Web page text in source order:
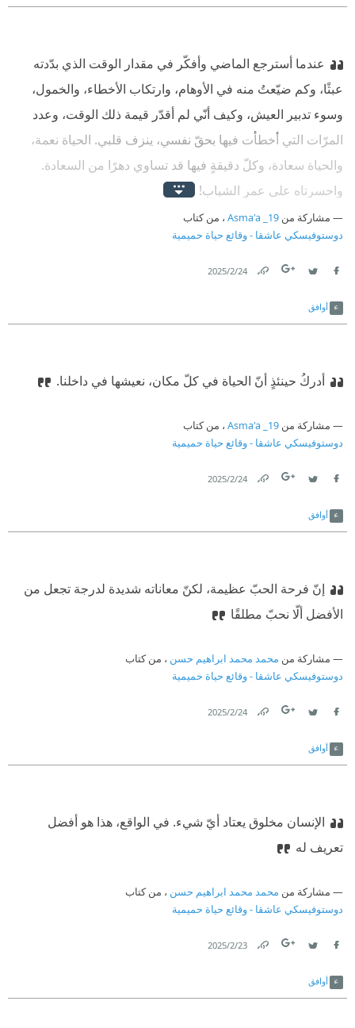
عندما أسترجع الماضي وأفكّر في مقدار الوقت الذي بدّدته
عبثًا، وكم ضيّعتُ منه في الأوهام، وارتكاب الأخطاء، والخمول،
وسوء تدبير العيش، وكيف أنّي لم أقدّر قيمة ذلك الوقت، وعدد
المرّات التي أخطأت فيها بحقّ نفسي، ينزف قلبي. الحياة نعمة،
والحياة سعادة، وكلّ دقيقةٍ فيها قد تساوي دهرًا من السعادة.
واحسرتاه على عمر الشباب!
مشاركة من Asma'a _19 ، من كتاب
دوستوفيسكي عاشقا - وقائع حياة حميمية
24‏/2‏/2025
أوافق
أدركُ حينئذٍ أنّ الحياة في كلّ مكان، نعيشها في داخلنا.
مشاركة من Asma'a _19 ، من كتاب
دوستوفيسكي عاشقا - وقائع حياة حميمية
24‏/2‏/2025
أوافق
إنّ فرحة الحبّ عظيمة، لكنّ معاناته شديدة لدرجة تجعل من
الأفضل ألّا نحبّ مطلقًا
مشاركة من محمد محمد ابراهيم حسن ، من كتاب
دوستوفيسكي عاشقا - وقائع حياة حميمية
24‏/2‏/2025
أوافق
الإنسان مخلوق يعتاد أيّ شيء. في الواقع، هذا هو أفضل
تعريف له
مشاركة من محمد محمد ابراهيم حسن ، من كتاب
دوستوفيسكي عاشقا - وقائع حياة حميمية
23‏/2‏/2025
أوافق